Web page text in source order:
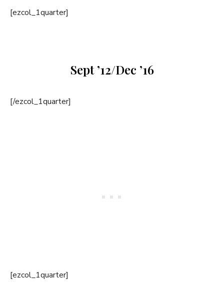
[ezcol_1quarter]
Sept ’12/Dec ’16
[/ezcol_1quarter]
[ezcol_1quarter]